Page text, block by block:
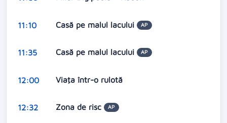
11:10 Casă pe malul lacului AP
11:35 Casă pe malul lacului AP
12:00 Viaţa într-o rulotă
12:32 Zona de risc AP